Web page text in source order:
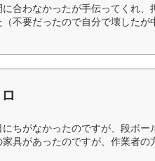
合わなかったが手伝ってくれ
不要だったので自分で壊した
ちがなかったのですが、段ボ
具があったのですが、作業者